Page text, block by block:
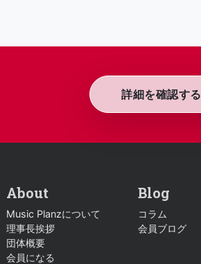
詳細を確認する
About
Music Planzについて
理事長挨拶
団体概要
会員になる
Blog
コラム
会員ブログ